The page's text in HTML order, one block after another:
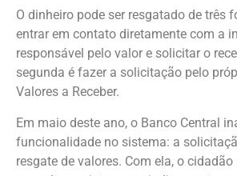
O dinheiro pode ser resgatado de três
entrar em contato diretamente com a
responsável pelo valor e solicitar o
segunda é fazer a solicitação pelo
Valores a Receber.
Em maio deste ano, o Banco Central
funcionalidade no sistema: a
resgate de valores. Com ela, o